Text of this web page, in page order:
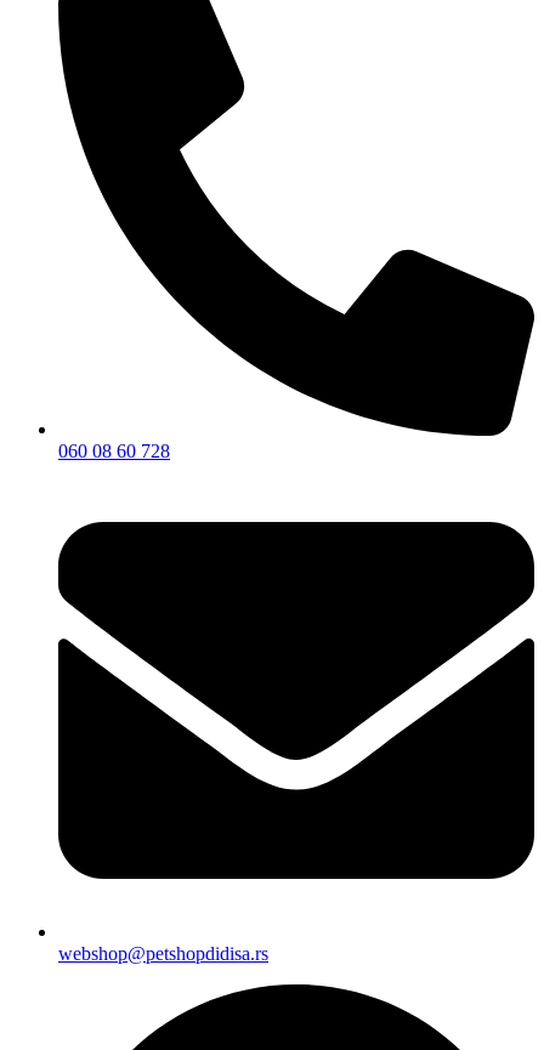
060 08 60 728
webshop@petshopdidisa.rs